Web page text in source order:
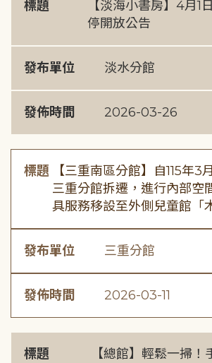
標題
【淡海小書房】4月1
停開放公告
發布單位 淡水分館
發佈時間 2026-03-26
標題
【三重南區分館】自115年3
三重分館拆遷，進行內部空
具服務移設至外側兒童館「
發布單位 三重分館
發佈時間 2026-03-11
標題
【總館】輕鬆一掃！